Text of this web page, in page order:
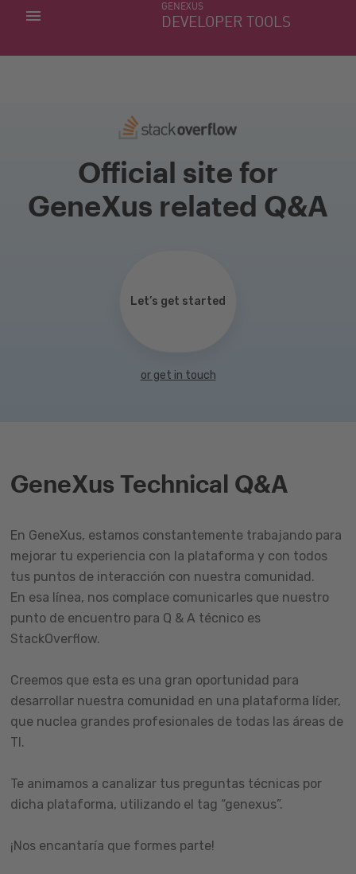
GENEXUS
DEVELOPER TOOLS
MIS APLICACIONES
Official site for
GeneXus related Q&A
Let’s get started
or get in touch
GeneXus Technical Q&A
En GeneXus, estamos constantemente trabajando para
mejorar tu experiencia con la plataforma y con todos
tus puntos de interacción con nuestra comunidad.
En esa línea, nos complace comunicarles que nuestro
punto de encuentro para Q & A técnico es
StackOverflow.
Creemos que esta es una gran oportunidad para
desarrollar nuestra comunidad en una plataforma líder,
que nuclea grandes profesionales de todas las áreas de
TI.
Te animamos a canalizar tus preguntas técnicas por
dicha plataforma, utilizando el tag “genexus”.
¡Nos encantaría que formes parte!